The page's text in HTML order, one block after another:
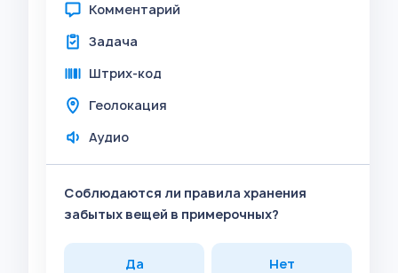
Комментарий
Задача
Штрих-код
Геолокация
Аудио
Соблюдаются ли правила хранения
забытых вещей в примерочных?
Да Нет